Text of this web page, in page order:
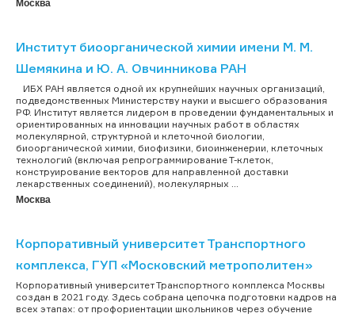
Москва
Институт биоорганической химии имени М. М.
Шемякина и Ю. А. Овчинникова РАН
ИБХ РАН является одной их крупнейших научных организаций,
подведомственных Министерству науки и высшего образования
РФ. Институт является лидером в проведении фундаментальных и
ориентированных на инновации научных работ в областях
молекулярной, структурной и клеточной биологии,
биоорганической химии, биофизики, биоинженерии, клеточных
технологий (включая репрограммирование Т-клеток,
конструирование векторов для направленной доставки
лекарственных соединений), молекулярных ...
Москва
Корпоративный университет Транспортного
комплекса, ГУП «Московский метрополитен»
Корпоративный университет Транспортного комплекса Москвы
создан в 2021 году. Здесь собрана цепочка подготовки кадров на
всех этапах: от профориентации школьников через обучение